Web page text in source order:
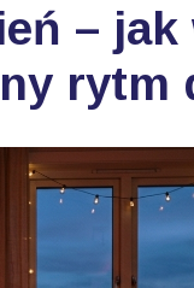
–
rytm